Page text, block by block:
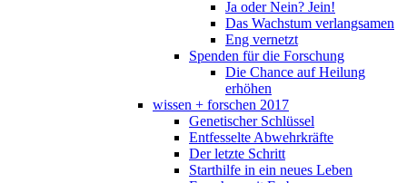
Ja oder Nein? Jein!
Das Wachstum verlangsamen
Eng vernetzt
Spenden für die Forschung
Die Chance auf Heilung
erhöhen
wissen + forschen 2017
Genetischer Schlüssel
Entfesselte Abwehrkräfte
Der letzte Schritt
Starthilfe in ein neues Leben